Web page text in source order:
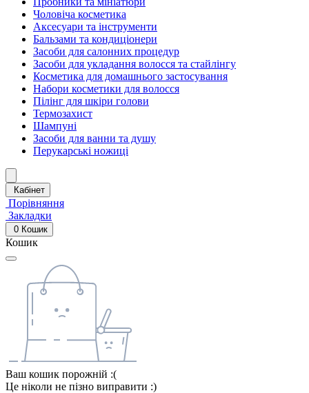
Чоловіча косметика
Аксесуари та інструменти
Бальзами та кондиціонери
Засоби для салонних процедур
Засоби для укладання волосся та стайлінгу
Косметика для домашнього застосування
Набори косметики для волосся
Пілінг для шкіри голови
Термозахист
Шампуні
Засоби для ванни та душу
Перукарські ножиці
Кабінет
Порівняння
Закладки
0 Кошик
Кошик
Ваш кошик порожній :(
Це ніколи не пізно виправити :)